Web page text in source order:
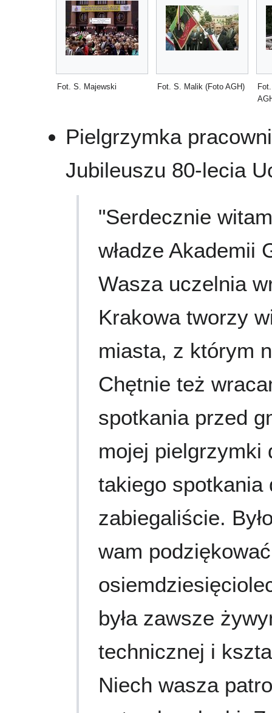
Fot. S. Majewski Fot. S. Malik (Foto AGH)
Pielgrzymka
Jubileuszu 80-lecia
"Serdecznie
władze Akademii
Wasza uczelnia
Krakowa tworzy
miasta, z którym
Chętnie też
spotkania przed
mojej pielgrzymki
takiego spotkania
zabiegaliście.
wam
była zawsze
technicznej i
Niech wasza